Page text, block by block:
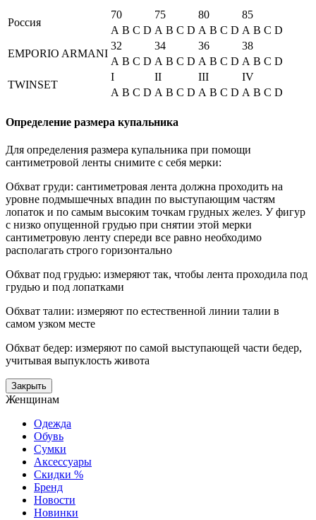
Россия
70 75 80
85
A B C D A B C D A B C D A B C D
EMPORIO ARMANI
32 34 36
38
A B C D A B C D A B C D A B C D
TWINSET
I II III
IV
A B C D A B C D A B C D A B C D
Определение размера купальника
Для определения размера купальника при помощи
сантиметровой ленты снимите с себя мерки:
Обхват груди: сантиметровая лента должна проходить на
уровне подмышечных впадин по выступающим частям
лопаток и по самым высоким точкам грудных желез. У фигур
с низко опущенной грудью при снятии этой мерки
сантиметровую ленту спереди все равно необходимо
располагать строго горизонтально
Обхват под грудью: измеряют так, чтобы лента проходила под
грудью и под лопатками
Обхват талии: измеряют по естественной линии талии в
самом узком месте
Обхват бедер: измеряют по самой выступающей части бедер,
учитывая выпуклость живота
Закрыть
Женщинам
Одежда
Обувь
Сумки
Аксессуары
Скидки %
Бренд
Новости
Новинки